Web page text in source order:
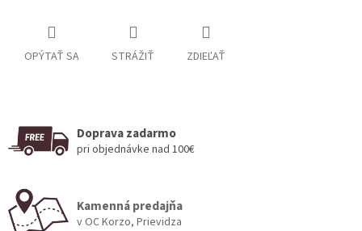
OPÝTAŤ SA STRÁŽIŤ ZDIEĽAŤ
Doprava zadarmo
pri objednávke nad 100€
Kamenná predajňa
v OC Korzo, Prievidza